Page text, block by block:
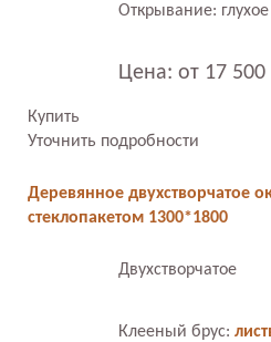
Открывание: глухое
Цена: от 17 500
Купить
Уточнить подробности
Деревянное двухстворчатое
стеклопакетом 1300*1800
Двухстворчатое
Клееный брус: